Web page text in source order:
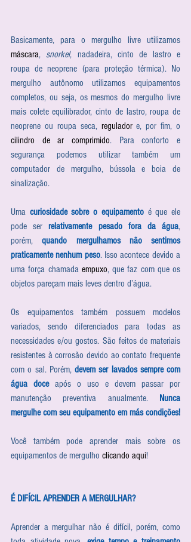
máscara, snorkel, nadadeira, cinto de lastro e
roupa de neoprene (para proteção térmica). No
mergulho autônomo utilizamos equipamentos
completos, ou seja, os mesmos do mergulho livre
mais colete equilibrador, cinto de lastro, roupa de
neoprene ou roupa seca, regulador
cilindro de ar comprimido. Para conforto e
segurança podemos utilizar também um
computador de mergulho, bússola e boia de
sinalização.
Uma curiosidade sobre o equipamento é que ele
pode ser relativamente pesado fora da água,
porém, quando mergulhamos não sentimos
praticamente nenhum peso. Isso acontece devido a
uma força chamada empuxo, que faz com que os
objetos pareçam mais leves dentro d’água.
Os equipamentos também possuem modelos
variados, sendo diferenciados para todas as
necessidades e/ou gostos. São feitos de materiais
resistentes à corrosão devido ao contato frequente
com o sal. Porém, devem ser lavados sempre com
água doce após o uso e devem passar por
manutenção preventiva anualmente. Nunca
mergulhe com seu equipamento em más condições!
Você também pode aprender mais sobre os
equipamentos de mergulho clicando aqui!
É DIFÍCIL APRENDER A MERGULHAR?
Aprender a mergulhar não é difícil, porém, como